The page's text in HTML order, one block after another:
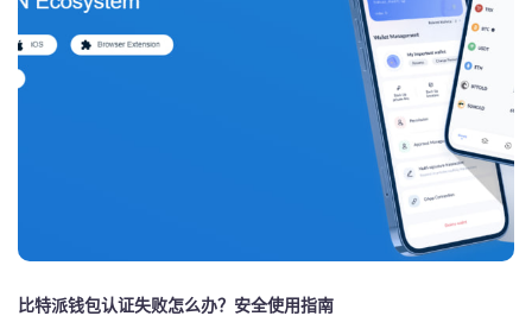
比特派钱包认证失败怎么办？安全使用指南